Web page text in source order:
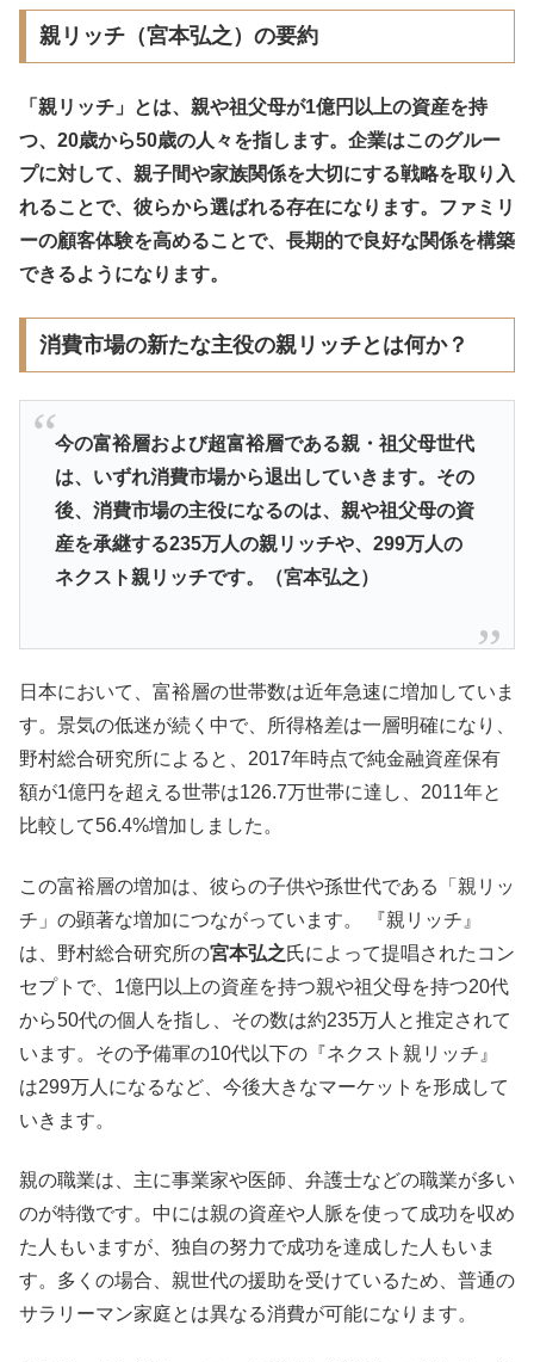
親リッチ（宮本弘之）の要約
「親リッチ」とは、親や祖父母が1億円以上の資産を持
つ、20歳から50歳の人々を指します。企業はこのグルー
プに対して、親子間や家族関係を大切にする戦略を取り入
れることで、彼らから選ばれる存在になります。ファミリ
ーの顧客体験を高めることで、長期的で良好な関係を構築
できるようになります。
消費市場の新たな主役の親リッチとは何か？
今の富裕層および超富裕層である親・祖父母世代
は、いずれ消費市場から退出していきます。その
後、消費市場の主役になるのは、親や祖父母の資
産を承継する235万人の親リッチや、299万人の
ネクスト親リッチです。（宮本弘之）
日本において、富裕層の世帯数は近年急速に増加していま
す。景気の低迷が続く中で、所得格差は一層明確になり、
野村総合研究所によると、2017年時点で純金融資産保有
額が1億円を超える世帯は126.7万世帯に達し、2011年と
比較して56.4%増加しました。
この富裕層の増加は、彼らの子供や孫世代である「親リッ
チ」の顕著な増加につながっています。 『親リッチ』
は、野村総合研究所の宮本弘之氏によって提唱されたコン
セプトで、1億円以上の資産を持つ親や祖父母を持つ20代
から50代の個人を指し、その数は約235万人と推定されて
います。その予備軍の10代以下の『ネクスト親リッチ』
は299万人になるなど、今後大きなマーケットを形成して
いきます。
親の職業は、主に事業家や医師、弁護士などの職業が多い
のが特徴です。中には親の資産や人脈を使って成功を収め
た人もいますが、独自の努力で成功を達成した人もいま
す。多くの場合、親世代の援助を受けているため、普通の
サラリーマン家庭とは異なる消費が可能になります。